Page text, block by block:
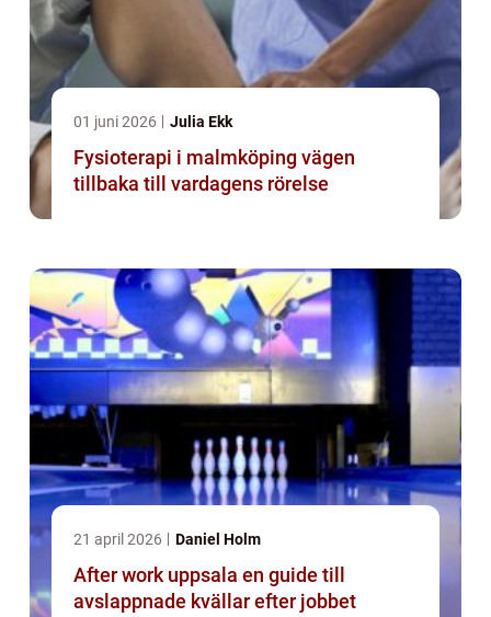
01 juni 2026 Julia Ekk
Fysioterapi i malmköping vägen
tillbaka till vardagens rörelse
21 april 2026 Daniel Holm
After work uppsala en guide till
avslappnade kvällar efter jobbet